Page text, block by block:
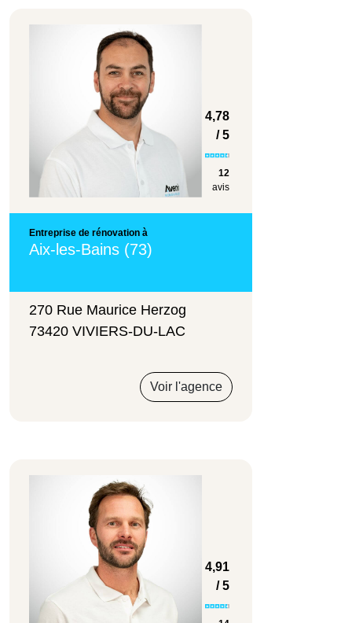
4,78
/ 5
12
avis
Entreprise de rénovation à
Aix-les-Bains (73)
270 Rue Maurice Herzog
73420 VIVIERS-DU-LAC
Voir l'agence
4,91
/ 5